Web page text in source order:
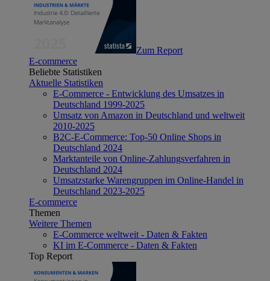
Zum Report
E-commerce
Beliebte Statistiken
Aktuelle Statistiken
E-Commerce - Entwicklung des Umsatzes in
Deutschland 1999-2025
Umsatz von Amazon in Deutschland und weltweit
2010-2025
B2C-E-Commerce: Top-50 Online Shops in
Deutschland 2024
Marktanteile von Online-Zahlungsverfahren in
Deutschland 2024
Umsatzstarke Warengruppen im Online-Handel in
Deutschland 2023-2025
E-commerce
Themen
Weitere Themen
E-Commerce weltweit - Daten & Fakten
KI im E-Commerce - Daten & Fakten
Top Report